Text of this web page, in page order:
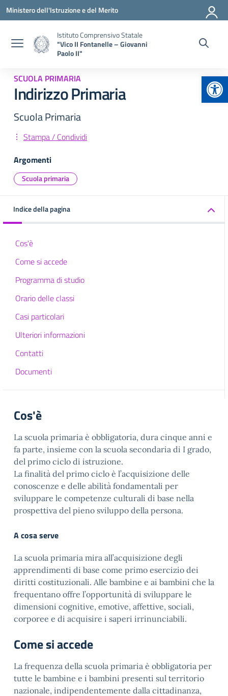
Vai ai contenuti
Vai al menu di navigazione
Vai al footer
Ministero dell'Istruzione e del Merito
Istituto Comprensivo Statale
"Vico II Fontanelle – Giovanni
Paolo II"
SCUOLA PRIMARIA
Indirizzo Primaria
Scuola Primaria
Stampa / Condividi
Argomenti
Scuola primaria
Indice della pagina
Cos'è
Come si accede
Programma di studio
Orario delle classi
Casi particolari
Ulteriori informazioni
Contatti
Documenti
Cos'è
La scuola primaria è obbligatoria, dura cinque anni e
fa parte, insieme con la scuola secondaria di I grado,
del primo ciclo di istruzione.
La finalità del primo ciclo è l’acquisizione delle
conoscenze e delle abilità fondamentali per
sviluppare le competenze culturali di base nella
prospettiva del pieno sviluppo della persona.
A cosa serve
La scuola primaria mira all’acquisizione degli
apprendimenti di base come primo esercizio dei
diritti costituzionali. Alle bambine e ai bambini che la
frequentano offre l’opportunità di sviluppare le
dimensioni cognitive, emotive, affettive, sociali,
corporee e di acquisire i saperi irrinunciabili.
Come si accede
La frequenza della scuola primaria è obbligatoria per
tutte le bambine e i bambini presenti sul territorio
nazionale, indipendentemente dalla cittadinanza,